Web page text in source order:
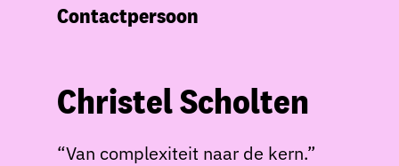
Contactpersoon
Christel Scholten
“Van complexiteit naar de kern.”